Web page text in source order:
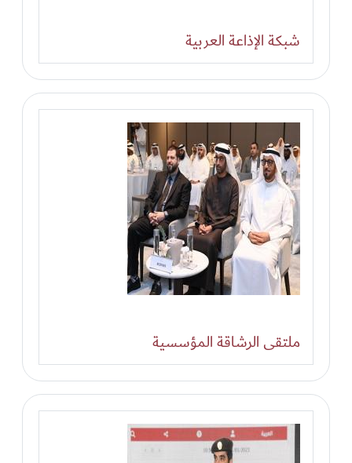
شبكة الإذاعة العربية
ملتقى الرشاقة المؤسسية